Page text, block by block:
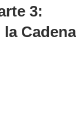
3:
Cadena